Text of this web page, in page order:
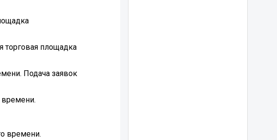
торговая площадка
Подача заявок
времени.
времени.